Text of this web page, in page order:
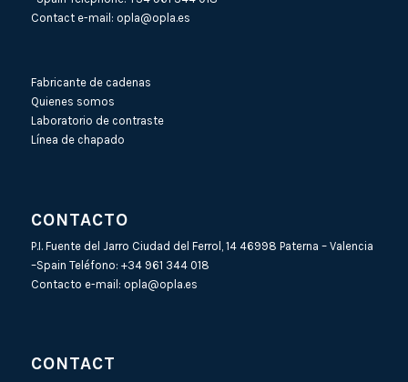
Contact e-mail: opla@opla.es
Fabricante de cadenas
Quienes somos
Laboratorio de contraste
Línea de chapado
CONTACTO
P.I. Fuente del Jarro Ciudad del Ferrol, 14 46998 Paterna – Valencia
–Spain Teléfono: +34 961 344 018
Contacto e-mail: opla@opla.es
CONTACT